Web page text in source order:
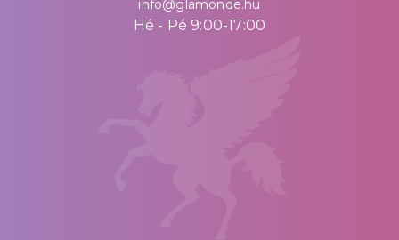
info@glamonde.hu
Hé - Pé 9:00-17:00